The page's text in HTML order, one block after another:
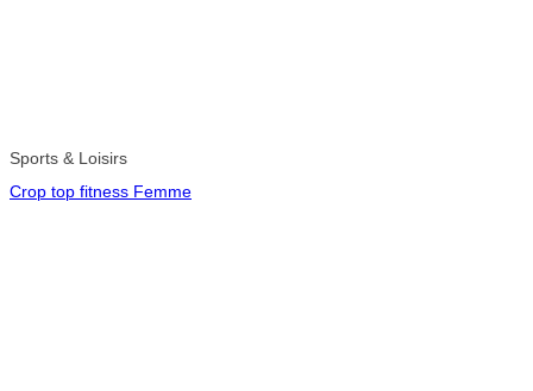
Sports & Loisirs
Crop top fitness Femme